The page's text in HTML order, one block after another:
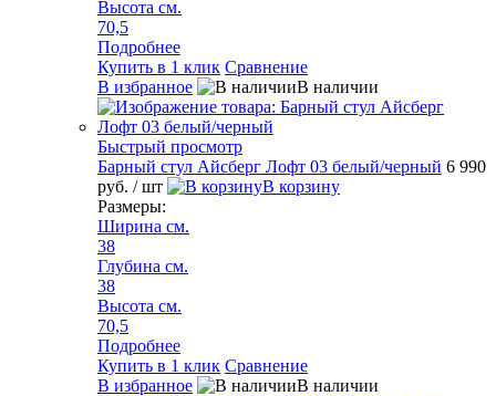
Высота см.
70,5
Подробнее
Купить в 1 клик Сравнение
В избранное
В наличии
Быстрый просмотр
Барный стул Айсберг Лофт 03 белый/черный 6 990
руб. / шт
В корзину
Размеры:
Ширина см.
38
Глубина см.
38
Высота см.
70,5
Подробнее
Купить в 1 клик Сравнение
В избранное
В наличии